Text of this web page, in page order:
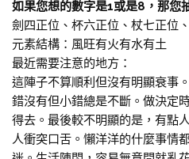
如果您想的數字是1或是8，那您
劍四正位、杯六正位、杖七正位
元素結構：風旺有火有水有土
最近需要注意的地方：
這陣子不算順利但沒有明顯衰事
錯沒有但小錯總是不斷。做決定
得去。最後較不明顯的是，有點
人衝突口舌。懶洋洋的什麼事情